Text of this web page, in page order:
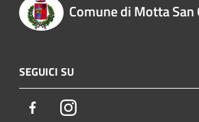
Comune di Motta San
SEGUICI SU
FacebookInstagram